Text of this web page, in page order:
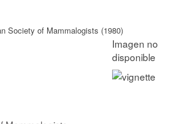
Society of Mammalogists (1980)